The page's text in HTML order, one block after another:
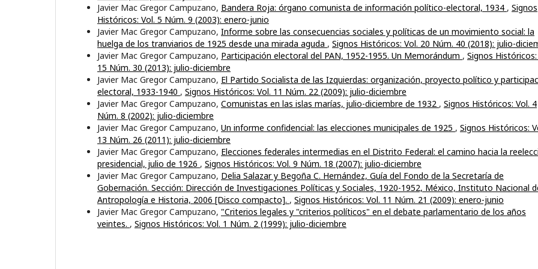
Javier Mac Gregor Campuzano, Bandera Roja: órgano comunista de información político-electoral, 1934 , Signos
Históricos: Vol. 5 Núm. 9 (2003): enero-junio
Javier Mac Gregor Campuzano, Informe sobre las consecuencias sociales y políticas de un movimiento social: la
huelga de los tranviarios de 1925 desde una mirada aguda , Signos Históricos: Vol. 20 Núm. 40 (2018): julio-
Javier Mac Gregor Campuzano, Participación electoral del PAN, 1952-1955. Un Memorándum , Signos Históricos:
15 Núm. 30 (2013): julio-diciembre
Javier Mac Gregor Campuzano, El Partido Socialista de las Izquierdas: organización, proyecto político y
electoral, 1933-1940 , Signos Históricos: Vol. 11 Núm. 22 (2009): julio-diciembre
Javier Mac Gregor Campuzano, Comunistas en las islas marías, julio-diciembre de 1932 , Signos Históricos: Vol. 4
Núm. 8 (2002): julio-diciembre
Javier Mac Gregor Campuzano, Un informe confidencial: las elecciones municipales de 1925 , Signos Históricos:
13 Núm. 26 (2011): julio-diciembre
Javier Mac Gregor Campuzano, Elecciones federales intermedias en el Distrito Federal: el camino hacia la
presidencial, julio de 1926 , Signos Históricos: Vol. 9 Núm. 18 (2007): julio-diciembre
Javier Mac Gregor Campuzano, Delia Salazar y Begoña C. Hernández, Guía del Fondo de la Secretaría de
Gobernación. Sección: Dirección de Investigaciones Políticas y Sociales, 1920-1952, México, Instituto Nacional
Antropología e Historia, 2006 [Disco compacto]. , Signos Históricos: Vol. 11 Núm. 21 (2009): enero-junio
Javier Mac Gregor Campuzano, "Criterios legales y "criterios políticos" en el debate parlamentario de los años
veintes. , Signos Históricos: Vol. 1 Núm. 2 (1999): julio-diciembre